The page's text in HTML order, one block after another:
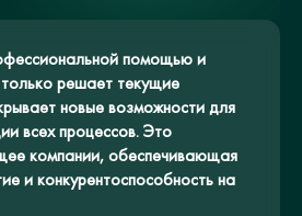
помощью и
решает текущие
новые возможности для
всех процессов. Это
компании, обеспечивающая
и конкурентоспособность на